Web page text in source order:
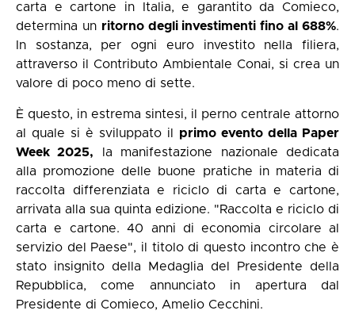
carta e cartone in Italia, e garantito da Comieco,
determina un ritorno degli investimenti fino al 688%.
In sostanza, per ogni euro investito nella filiera,
attraverso il Contributo Ambientale Conai, si crea un
valore di poco meno di sette.
È questo, in estrema sintesi, il perno centrale attorno
al quale si è sviluppato il primo evento della Paper
Week 2025, la manifestazione nazionale dedicata
alla promozione delle buone pratiche in materia di
raccolta differenziata e riciclo di carta e cartone,
arrivata alla sua quinta edizione. "Raccolta e riciclo di
carta e cartone. 40 anni di economia circolare al
servizio del Paese", il titolo di questo incontro che è
stato insignito della Medaglia del Presidente della
Repubblica, come annunciato in apertura dal
Presidente di Comieco, Amelio Cecchini.